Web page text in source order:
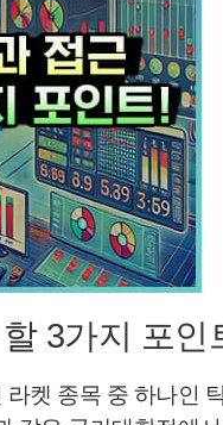
3가지 포인
켓 종목 중 하나인